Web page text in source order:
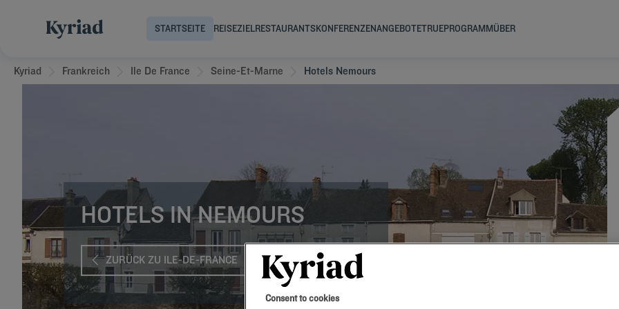
STARTSEITE REISEZIELRESTAURANTSKONFERENZENANGEBOTETRUEPROGRAMMÜBER
Kyriad Frankreich Ile De France Seine-Et-Marne Hotels Nemours
HOTELS IN NEMOURS
ZURÜCK ZU ILE-DE-FRANCE
Consent to cookies